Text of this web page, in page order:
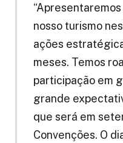
nosso turismo
ações
meses. Temos
participação em
grande
que será em
Convenções. O